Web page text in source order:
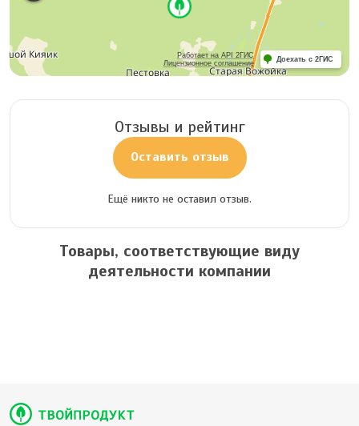
Работает на API 2ГИС
Лицензионное соглашение
Доехать с 2ГИС
Отзывы и рейтинг
Оставить отзыв
Ещё никто не оставил отзыв.
Товары, соответствующие виду
деятельности компании